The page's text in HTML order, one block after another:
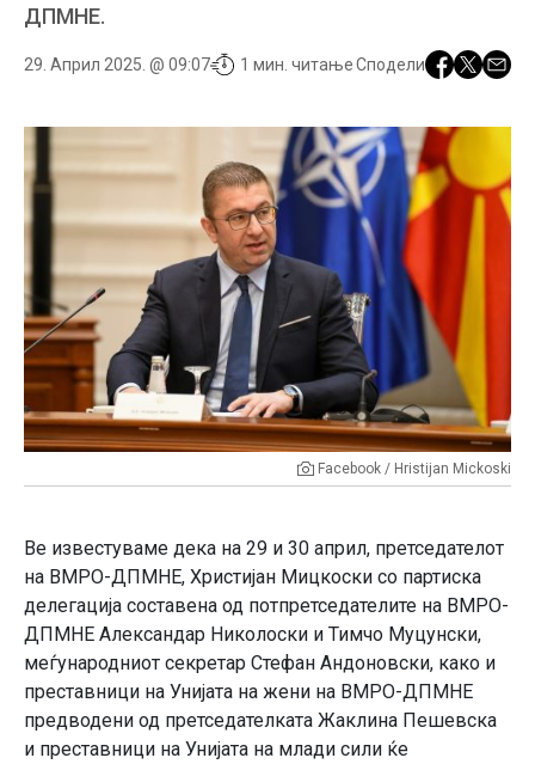
ДПМНЕ.
29. Април 2025. @ 09:07 1 мин. читањеСподели
Facebook / Hristijan Mickoski
Ве известуваме дека на 29 и 30 април, претседателот
на ВМРО-ДПМНЕ, Христијан Мицкоски со партиска
делегација составена од потпретседателите на ВМРО-
ДПМНЕ Александар Николоски и Тимчо Муцунски,
меѓународниот секретар Стефан Андоновски, како и
преставници на Унијата на жени на ВМРО-ДПМНЕ
предводени од претседателката Жаклина Пешевска
и преставници на Унијата на млади сили ќе